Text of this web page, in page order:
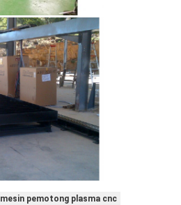
mesin pemotong plasma cnc